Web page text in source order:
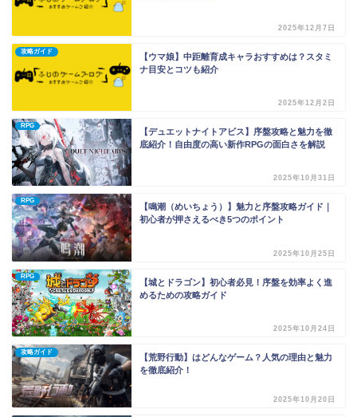
2025年12月7日
攻略ガイド
【ウマ娘】中距離育成キャラおすすめは？スタミ
ナ目安とコツも紹介
2025年12月2日
RPG
【デュエットナイトアビス】序盤攻略と魅力を徹
底紹介！自由度の高い新作RPGの面白さを解説
2025年10月31日
RPG
【鳴潮（めいちょう）】魅力と序盤攻略ガイド｜
初心者が押さえるべき5つのポイント
2025年10月25日
RPG
【城とドラゴン】初心者必見！序盤を効率よく進
めるための攻略ガイド
2025年10月24日
攻略ガイド
【荒野行動】はどんなゲーム？人気の理由と魅力
を徹底紹介！
2025年10月20日